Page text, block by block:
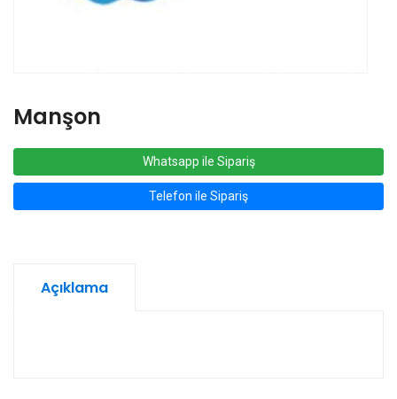
Manşon
Whatsapp ile Sipariş
Telefon ile Sipariş
Açıklama